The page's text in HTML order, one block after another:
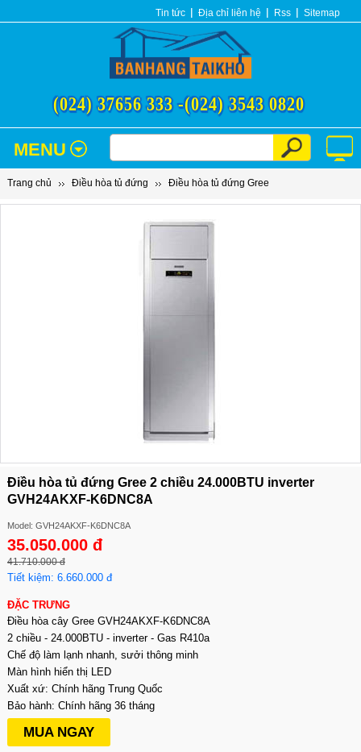
Tin tức Địa chỉ liên hệ Rss Sitemap
(024) 37656 333 -(024) 3543 0820
MENU
Trang chủ Điều hòa tủ đứng Điều hòa tủ đứng Gree
Điều hòa tủ đứng Gree 2 chiều 24.000BTU inverter
GVH24AKXF-K6DNC8A
Model: GVH24AKXF-K6DNC8A
35.050.000 đ
41.710.000 đ
Tiết kiệm: 6.660.000 đ
ĐẶC TRƯNG
Điều hòa cây Gree GVH24AKXF-K6DNC8A
2 chiều - 24.000BTU - inverter - Gas R410a
Chế độ làm lạnh nhanh, sưởi thông minh
Màn hình hiển thị LED
Xuất xứ: Chính hãng Trung Quốc
Bảo hành: Chính hãng 36 tháng
MUA NGAY